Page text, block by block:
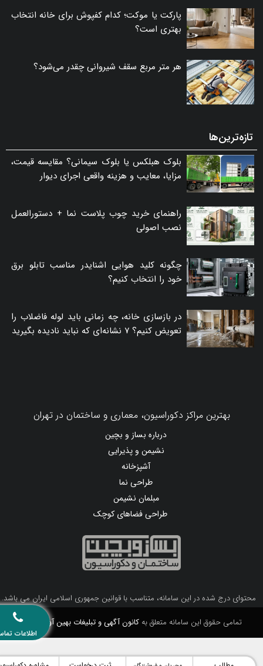
اطلاعات تماس
پارکت یا موکت؛ کدام کفپوش برای خانه انتخاب
بهتری است؟
هر متر مربع سقف شیروانی چقدر می‌شود؟
تازه‌ترین‌ها
بلوک هبلکس یا بلوک سیمانی؟ مقایسه قیمت،
مزایا، معایب و هزینه واقعی اجرای دیوار
راهنمای خرید چوب پلاست نما + دستورالعمل
نصب اصولی
چگونه کلید هوایی اشنایدر مناسب تابلو برق
خود را انتخاب کنیم؟
در بازسازی خانه، چه زمانی باید لوله فاضلاب را
تعویض کنیم؟ ۷ نشانه‌ای که نباید نادیده بگیرید
بهترین مراکز دکوراسیون، معماری و ساختمان در تهران
درباره بساز و بچین
نشیمن و پذیرایی
آشپزخانه
طراحی نما
مبلمان نشیمن
طراحی فضاهای کوچک
محتوای درج شده در این سامانه، متناسب با قوانین جمهوری اسلامی ایران می باشد.
تمامی حقوق این سامانه متعلق بهکانون آگهی و تبلیغات بهین آوامی باشد.